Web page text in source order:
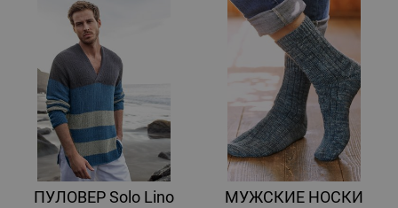
ПУЛОВЕР Solo Lino
МУЖСКИЕ НОСКИ